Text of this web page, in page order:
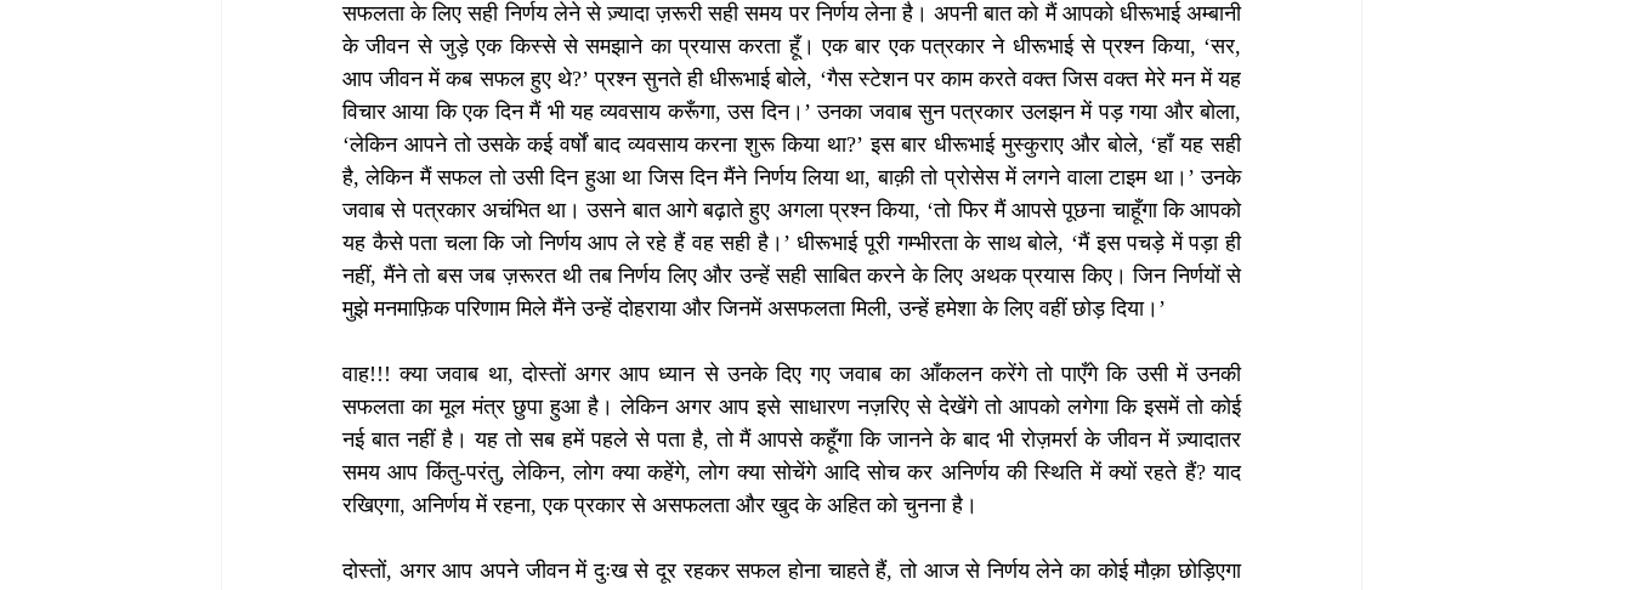
सफलता के लिए सही निर्णय लेने से ज़्यादा ज़रूरी सही समय पर निर्णय लेना है। अपनी बात को मैं आपको धीरूभाई अम्बानी
के जीवन से जुड़े एक किस्से से समझाने का प्रयास करता हूँ। एक बार एक पत्रकार ने धीरूभाई से प्रश्न किया, ‘सर,
आप जीवन में कब सफल हुए थे?’ प्रश्न सुनते ही धीरूभाई बोले, ‘गैस स्टेशन पर काम करते वक्त जिस वक्त मेरे मन में यह
विचार आया कि एक दिन मैं भी यह व्यवसाय करूँगा, उस दिन।’ उनका जवाब सुन पत्रकार उलझन में पड़ गया और बोला,
‘लेकिन आपने तो उसके कई वर्षों बाद व्यवसाय करना शुरू किया था?’ इस बार धीरूभाई मुस्कुराए और बोले, ‘हाँ यह सही
है, लेकिन मैं सफल तो उसी दिन हुआ था जिस दिन मैंने निर्णय लिया था, बाक़ी तो प्रोसेस में लगने वाला टाइम था।’ उनके
जवाब से पत्रकार अचंभित था। उसने बात आगे बढ़ाते हुए अगला प्रश्न किया, ‘तो फिर मैं आपसे पूछना चाहूँगा कि आपको
यह कैसे पता चला कि जो निर्णय आप ले रहे हैं वह सही है।’ धीरूभाई पूरी गम्भीरता के साथ बोले, ‘मैं इस पचड़े में पड़ा ही
नहीं, मैंने तो बस जब ज़रूरत थी तब निर्णय लिए और उन्हें सही साबित करने के लिए अथक प्रयास किए। जिन निर्णयों से
मुझे मनमाफ़िक परिणाम मिले मैंने उन्हें दोहराया और जिनमें असफलता मिली, उन्हें हमेशा के लिए वहीं छोड़ दिया।’
वाह!!! क्या जवाब था, दोस्तों अगर आप ध्यान से उनके दिए गए जवाब का आँकलन करेंगे तो पाएँगे कि उसी में उनकी
सफलता का मूल मंत्र छुपा हुआ है। लेकिन अगर आप इसे साधारण नज़रिए से देखेंगे तो आपको लगेगा कि इसमें तो कोई
नई बात नहीं है। यह तो सब हमें पहले से पता है, तो मैं आपसे कहूँगा कि जानने के बाद भी रोज़मर्रा के जीवन में ज़्यादातर
समय आप किंतु-परंतु, लेकिन, लोग क्या कहेंगे, लोग क्या सोचेंगे आदि सोच कर अनिर्णय की स्थिति में क्यों रहते हैं? याद
रखिएगा, अनिर्णय में रहना, एक प्रकार से असफलता और खुद के अहित को चुनना है।
दोस्तों, अगर आप अपने जीवन में दुःख से दूर रहकर सफल होना चाहते हैं, तो आज से निर्णय लेने का कोई मौक़ा छोड़िएगा